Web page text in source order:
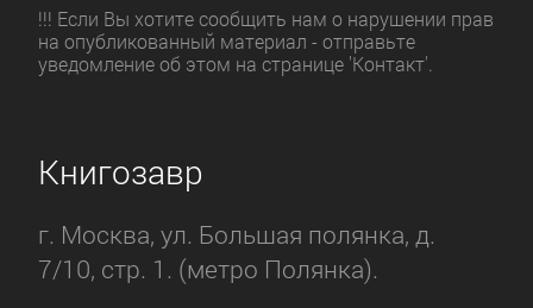
!!! Если Вы хотите сообщить нам о нарушении прав
на опубликованный материал - отправьте
уведомление об этом на странице 'Контакт'.
Книгозавр
г. Москва, ул. Большая полянка, д.
7/10, стр. 1. (метро Полянка).